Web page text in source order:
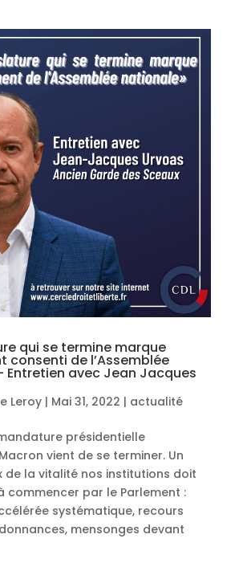
qui se termine marque
consenti de l’Assemblée
Entretien avec Jean Jacques
Leroy| Mai 31, 2022 | actualité
présidentielle
vient de se terminer. Un
de la vitalité nos institutions doit
commencer par le Parlement :
systématique, recours
mensonges devant